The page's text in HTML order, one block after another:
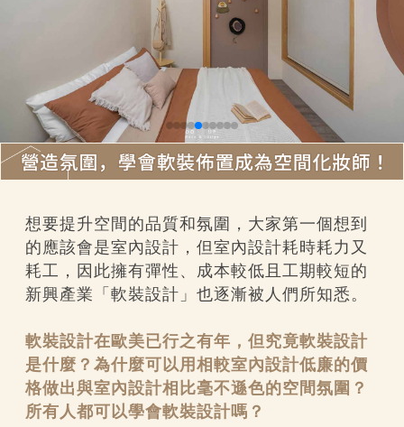
想要提升空間的品質和氛圍，大家第一個想到
的應該會是室內設計，但室內設計耗時耗力又
耗工，因此擁有彈性、成本較低且工期較短的
新興產業「軟裝設計」也逐漸被人們所知悉。
軟裝設計在歐美已行之有年，但究竟軟裝設計
是什麼？為什麼可以用相較室內設計低廉的價
格做出與室內設計相比毫不遜色的空間氛圍？
所有人都可以學會軟裝設計嗎？